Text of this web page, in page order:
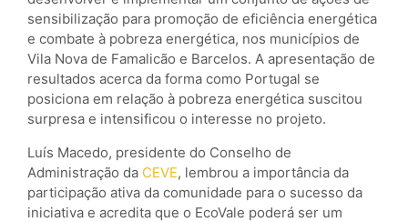
sensibilização para promoção de eficiência energética
e combate à pobreza energética, nos municípios de
Vila Nova de Famalicão e Barcelos. A apresentação de
resultados acerca da forma como Portugal se
posiciona em relação à pobreza energética suscitou
surpresa e intensificou o interesse no projeto.
Luís Macedo, presidente do Conselho de
Administração da CEVE, lembrou a importância da
participação ativa da comunidade para o sucesso da
iniciativa e acredita que o EcoVale poderá ser um